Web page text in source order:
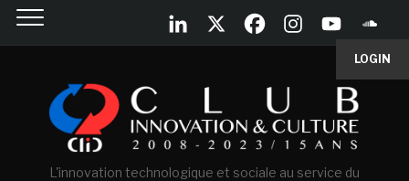
LOGIN
L'innovation technologique et sociale au service du